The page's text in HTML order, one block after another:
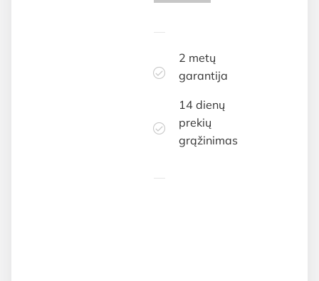
2 metų
garantija
14 dienų
prekių
grąžinimas